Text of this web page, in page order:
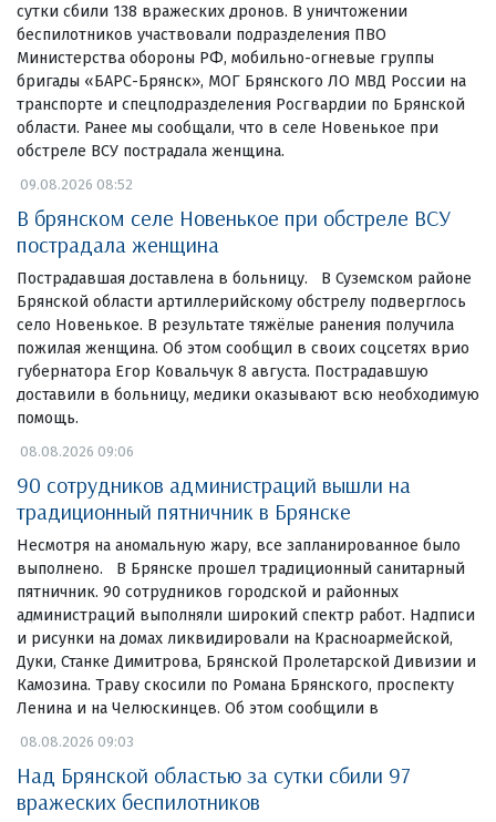
сутки сбили 138 вражеских дронов. В уничтожении
беспилотников участвовали подразделения ПВО
Министерства обороны РФ, мобильно-огневые группы
бригады «БАРС-Брянск», МОГ Брянского ЛО МВД России на
транспорте и спецподразделения Росгвардии по Брянской
области. Ранее мы сообщали, что в селе Новенькое при
обстреле ВСУ пострадала женщина.
09.08.2026 08:52
В брянском селе Новенькое при обстреле ВСУ
пострадала женщина
Пострадавшая доставлена в больницу. В Суземском районе
Брянской области артиллерийскому обстрелу подверглось
село Новенькое. В результате тяжёлые ранения получила
пожилая женщина. Об этом сообщил в своих соцсетях врио
губернатора Егор Ковальчук 8 августа. Пострадавшую
доставили в больницу, медики оказывают всю необходимую
помощь.
08.08.2026 09:06
90 сотрудников администраций вышли на
традиционный пятничник в Брянске
Несмотря на аномальную жару, все запланированное было
выполнено. В Брянске прошел традиционный санитарный
пятничник. 90 сотрудников городской и районных
администраций выполняли широкий спектр работ. Надписи
и рисунки на домах ликвидировали на Красноармейской,
Дуки, Станке Димитрова, Брянской Пролетарской Дивизии и
Камозина. Траву скосили по Романа Брянского, проспекту
Ленина и на Челюскинцев. Об этом сообщили в
08.08.2026 09:03
Над Брянской областью за сутки сбили 97
вражеских беспилотников